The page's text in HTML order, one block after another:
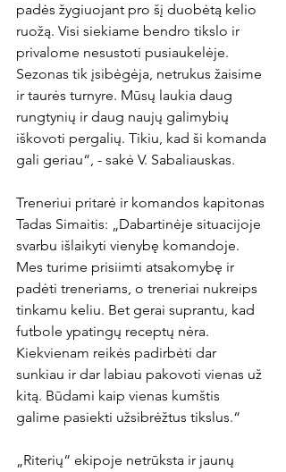
padės žygiuojant pro šį duobėtą kelio
ruožą. Visi siekiame bendro tikslo ir
privalome nesustoti pusiaukelėje.
Sezonas tik įsibėgėja, netrukus žaisime
ir taurės turnyre. Mūsų laukia daug
rungtynių ir daug naujų galimybių
iškovoti pergalių. Tikiu, kad ši komanda
gali geriau“, - sakė V. Sabaliauskas.
Treneriui pritarė ir komandos kapitonas
Tadas Simaitis: „Dabartinėje situacijoje
svarbu išlaikyti vienybę komandoje.
Mes turime prisiimti atsakomybę ir
padėti treneriams, o treneriai nukreips
tinkamu keliu. Bet gerai suprantu, kad
futbole ypatingų receptų nėra.
Kiekvienam reikės padirbėti dar
sunkiau ir dar labiau pakovoti vienas už
kitą. Būdami kaip vienas kumštis
galime pasiekti užsibrėžtus tikslus.“
„Riterių“ ekipoje netrūksta ir jaunų